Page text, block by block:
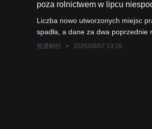
poza rolnictwem w lipcu
czerwiec zostały znacznie
stóp procentowych przez Fed
Liczba nowo utworzonych miejsc
spadła, a dane za dwa poprzednie
wskazuje, że rynek pracy w USA,
智通财经 • 2026/08/07 13:26